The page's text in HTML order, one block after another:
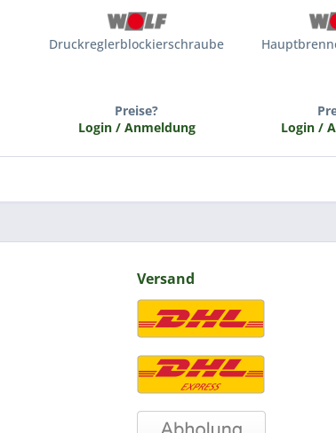
Druckreglerblockierschraube
Preise?
Login / Anmeldung
Login /
Versand